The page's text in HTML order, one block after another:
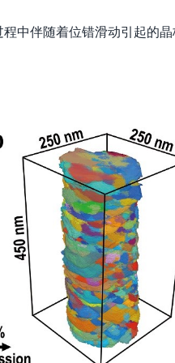
中伴随着位错滑动引起的